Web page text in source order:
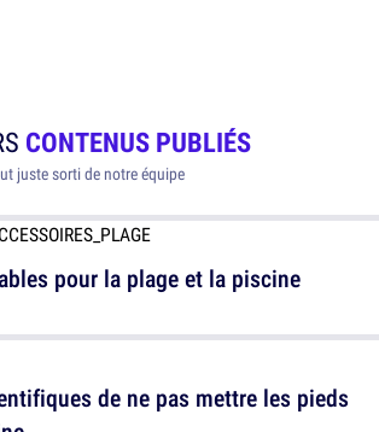
CONTENUS PUBLIÉS
juste sorti de notre équipe
pour la plage et la piscine
de ne pas mettre les pieds